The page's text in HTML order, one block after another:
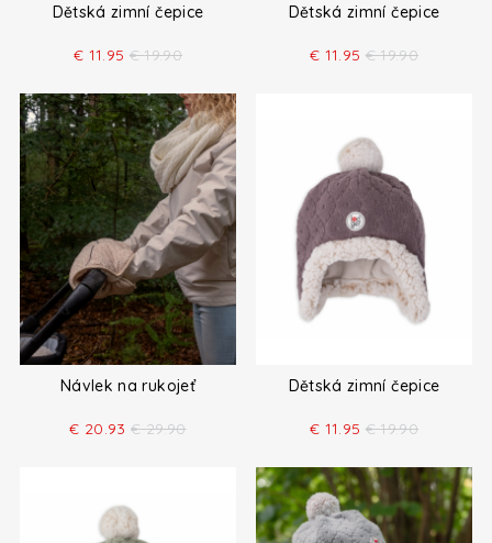
Dětská zimní čepice
€ 11.95 € 19.90
Dětská zimní čepice
€ 11.95 € 19.90
Návlek na rukojeť
€ 20.93 € 29.90
Dětská zimní čepice
€ 11.95 € 19.90